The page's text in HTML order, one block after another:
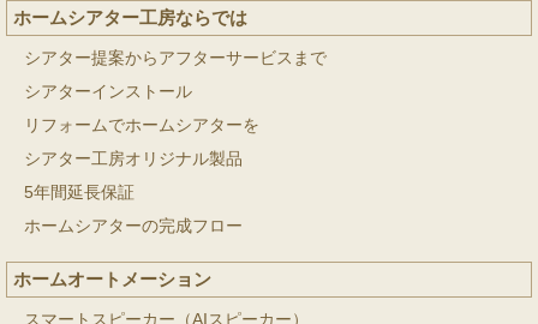
ホームシアター工房ならでは
シアター提案からアフターサービスまで
シアターインストール
リフォームでホームシアターを
シアター工房オリジナル製品
5年間延長保証
ホームシアターの完成フロー
ホームオートメーション
スマートスピーカー（AIスピーカー）